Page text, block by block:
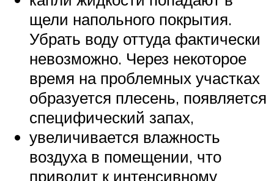
щели напольного покрытия.
Убрать воду оттуда фактически
невозможно. Через некоторое
время на проблемных участках
образуется плесень, появляется
специфический запах,
увеличивается влажность
воздуха в помещении, что
приводит к интенсивному